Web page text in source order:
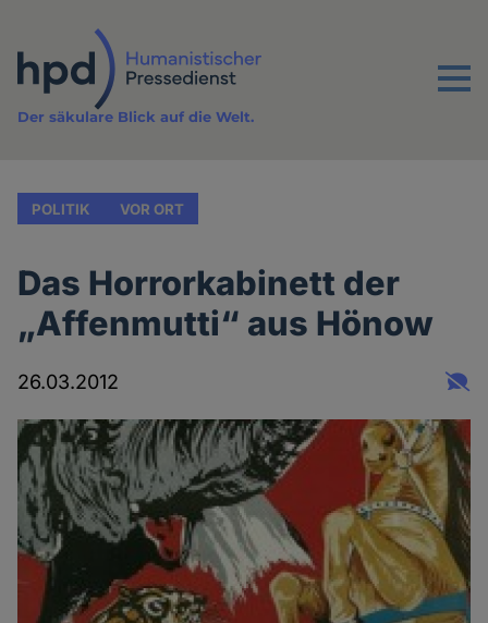
Inhalt
Menu
Der säkulare Blick auf die Welt.
POLITIK VOR ORT
Das Horrorkabinett der
„Affenmutti“ aus Hönow
26.03.2012